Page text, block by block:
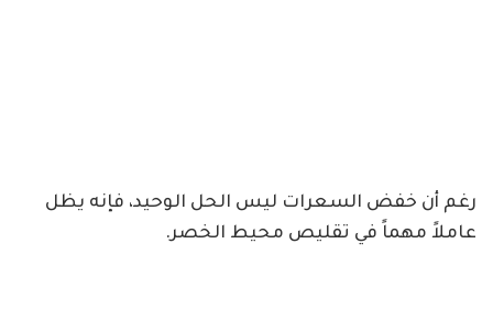
رغم أن خفض السعرات ليس الحل الوحيد، فإنه يظل
عاملاً مهماً في تقليص محيط الخصر.